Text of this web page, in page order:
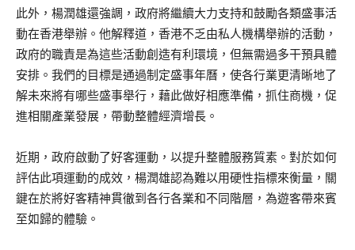
此外，楊潤雄還強調，政府將繼續大力支持和鼓勵各類盛事活
動在香港舉辦。他解釋道，香港不乏由私人機構舉辦的活動，
政府的職責是為這些活動創造有利環境，但無需過多干預具體
安排。我們的目標是通過制定盛事年曆，使各行業更清晰地了
解未來將有哪些盛事舉行，藉此做好相應準備，抓住商機，促
進相關產業發展，帶動整體經濟增長。
近期，政府啟動了好客運動，以提升整體服務質素。對於如何
評估此項運動的成效，楊潤雄認為難以用硬性指標來衡量，關
鍵在於將好客精神貫徹到各行各業和不同階層，為遊客帶來賓
至如歸的體驗。